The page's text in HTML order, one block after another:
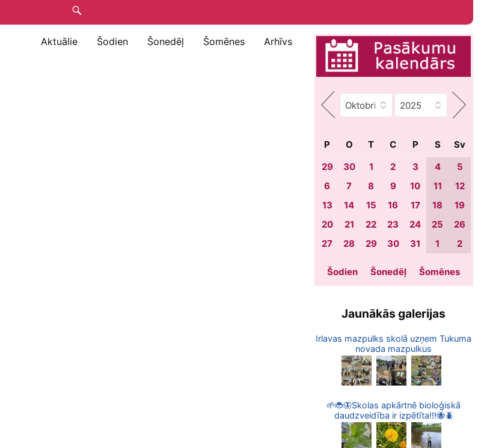
Aktuālie Šodien Šonedēļ Šomēnes Arhīvs
P O T C P S
Sv
29
30 1 2 3 4
5
6
7 8 9 10 11
12
13
14 15 16 17 18
19
20
21 22 23 24 25
26
27
28 29 30 31 1 2
Šodien Šonedēļ Šomēnes
Jaunākās galerijas
Irlavas mazpulks skolā uzņem Tukuma
novada mazpulkus
🌱🐞🦋Skolas apkārtnē bioloģiskā
daudzveidība ir izpētīta!!!🐝🪲